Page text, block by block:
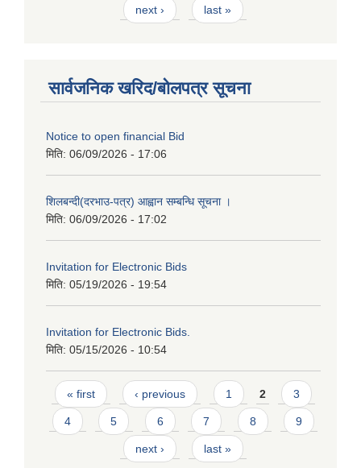
next › last »
सार्वजनिक खरिद/बोलपत्र सूचना
Notice to open financial Bid
मिति: 06/09/2026 - 17:06
शिलबन्दी(दरभाउ-पत्र) आह्वान सम्बन्धि सूचना ।
मिति: 06/09/2026 - 17:02
Invitation for Electronic Bids
मिति: 05/19/2026 - 19:54
Invitation for Electronic Bids.
मिति: 05/15/2026 - 10:54
Pages
« first ‹ previous 1 2 3
4 5 6 7 8 9
next › last »